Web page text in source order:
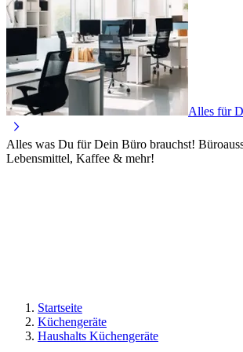
Alles für
Alles was Du für Dein Büro brauchst!
Lebensmittel, Kaffee & mehr!
Startseite
Küchengeräte
Haushalts Küchengeräte